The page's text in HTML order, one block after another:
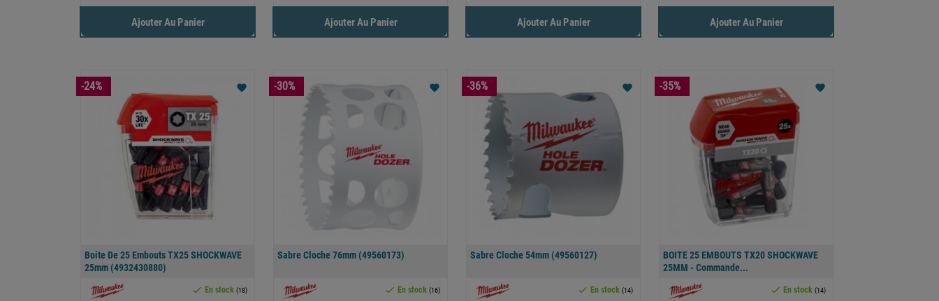
Ajouter Au Panier Ajouter Au Panier Ajouter Au Panier Ajouter Au Panier
Boite De 25 Embouts TX25 SHOCKWAVE
25mm (4932430880)
 En stock (18)
favorite
-24%
Sabre Cloche 76mm (49560173)
 En stock (16)
favorite
-30%
Sabre Cloche 54mm (49560127)
 En stock (14)
favorite
-36%
BOITE 25 EMBOUTS TX20 SHOCKWAVE
25MM - Commande...
 En stock (14)
favorite
-35%